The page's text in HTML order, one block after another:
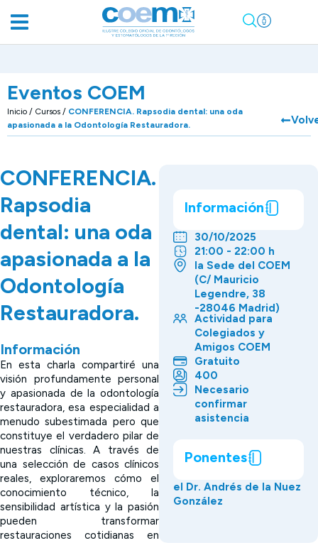
Eventos COEM
Inicio / Cursos / CONFERENCIA. Rapsodia dental: una oda
apasionada a la Odontología Restauradora.
CONFERENCIA.
Rapsodia
dental: una oda
apasionada a la
Odontología
Restauradora.
Información
En esta charla compartiré una
visión profundamente personal
y apasionada de la odontología
restauradora, esa especialidad a
menudo subestimada pero que
constituye el verdadero pilar de
nuestras clínicas. A través de
una selección de casos clínicos
reales, exploraremos cómo el
conocimiento técnico, la
sensibilidad artística y la pasión
pueden transformar
restauraciones cotidianas en
Información
30/10/2025
21:00 - 22:00 h
la Sede del COEM
(C/ Mauricio
Legendre, 38
-28046 Madrid)
Actividad para
Colegiados y
Amigos COEM
Gratuito
400
Necesario
confirmar
asistencia
Ponentes
el Dr. Andrés de la Nuez
González